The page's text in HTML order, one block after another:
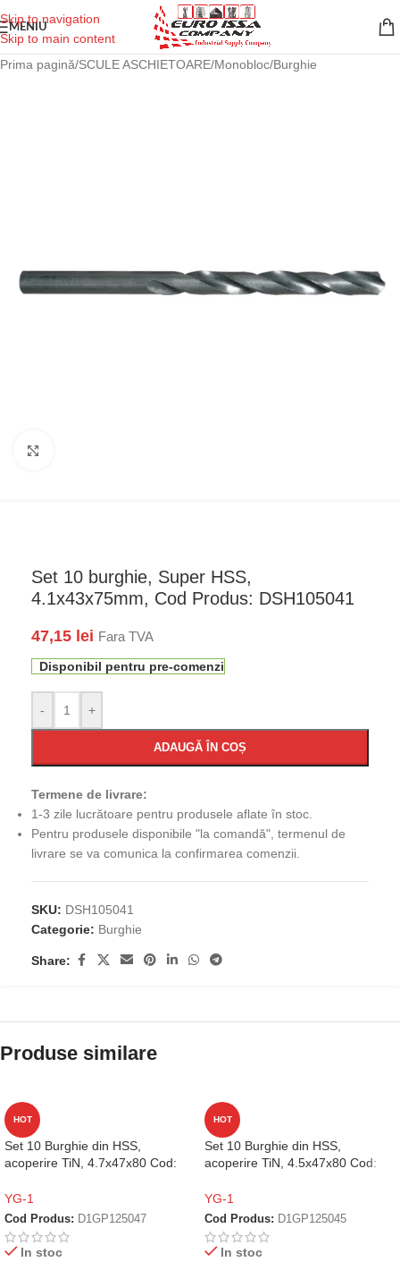
Skip to navigation
Skip to main content
MENIU
Prima pagină/SCULE ASCHIETOARE/Monobloc/Burghie
Set 10 burghie, Super HSS,
4.1x43x75mm, Cod Produs: DSH105041
47,15 lei Fara TVA
Disponibil pentru pre-comenzi
- +
ADAUGĂ ÎN COȘ
Termene de livrare:
1-3 zile lucrătoare pentru produsele aflate în stoc.
Pentru produsele disponibile "la comandă", termenul de
livrare se va comunica la confirmarea comenzii.
SKU: DSH105041
Categorie: Burghie
Share:
Produse similare
HOT
Set 10 Burghie din HSS,
acoperire TiN, 4.7x47x80 Cod:
YG-1
Cod Produs: D1GP125047
In stoc
HOT
Set 10 Burghie din HSS,
acoperire TiN, 4.5x47x80 Cod:
YG-1
Cod Produs: D1GP125045
In stoc